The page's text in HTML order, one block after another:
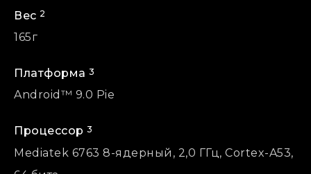
Вес 2
165г
Платформа 3
Android™ 9.0 Pie
Процессор 3
Mediatek 6763 8-ядерный, 2,0 ГГц, Cortex-A53,